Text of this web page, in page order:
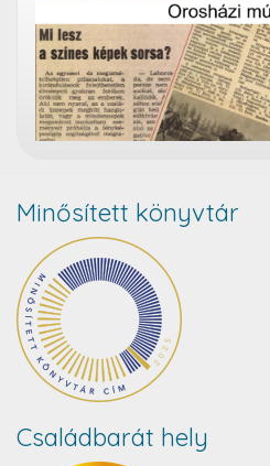
Minősített könyvtár
Családbarát hely